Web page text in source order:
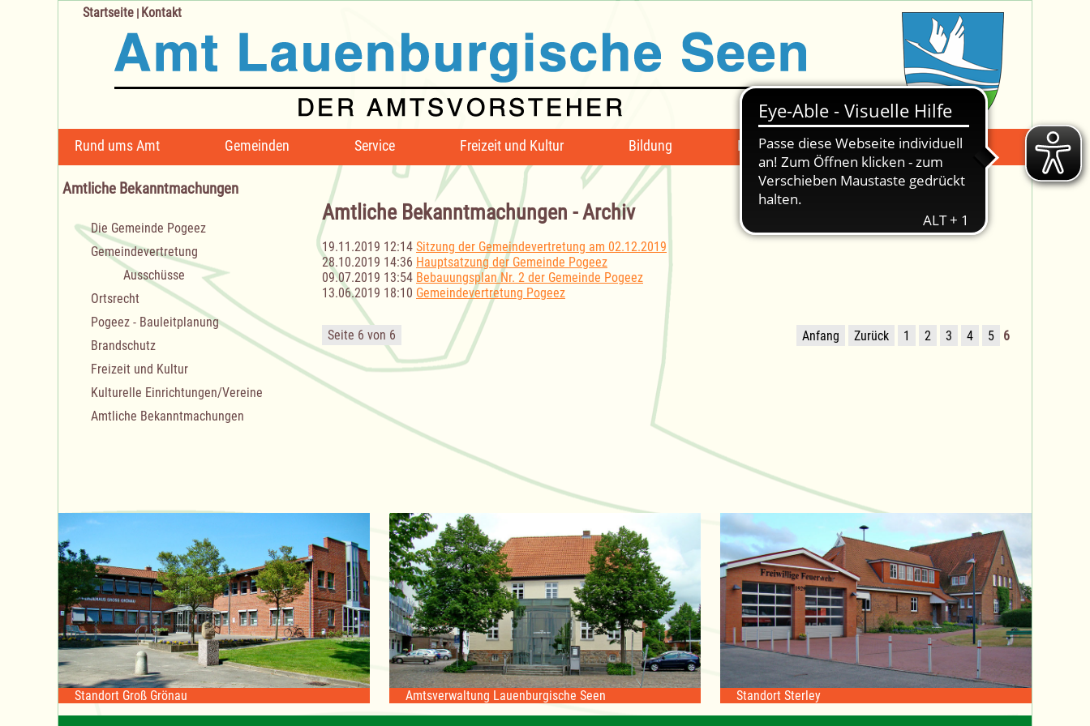
Navigation
überspringen
Rund ums Amt Gemeinden Service Freizeit und Kultur Bildung Mängelmeldung Suche -
Startseite | Kontakt
Amtliche Bekanntmachungen - Archiv
19.11.2019 12:14 Sitzung der Gemeindevertretung am 02.12.2019
28.10.2019 14:36 Hauptsatzung der Gemeinde Pogeez
09.07.2019 13:54 Bebauungsplan Nr. 2 der Gemeinde Pogeez
13.06.2019 18:10 Gemeindevertretung Pogeez
Seite 6 von 6 Anfang Zurück 1 2 3 4 5 6
Amtliche Bekanntmachungen
Navigation
überspringen
Die Gemeinde Pogeez
Gemeindevertretung
Ausschüsse
Ortsrecht
Pogeez - Bauleitplanung
Brandschutz
Freizeit und Kultur
Kulturelle Einrichtungen/Vereine
Amtliche Bekanntmachungen
Standort Groß Grönau Amtsverwaltung Lauenburgische Seen Standort Sterley